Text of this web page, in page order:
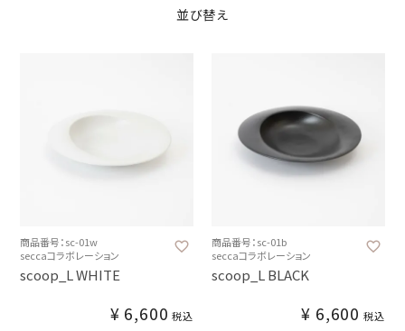
並び替え
商品番号：sc-01w
seccaコラボレーション
scoop_L WHITE
¥ 6,600 税込
商品番号：sc-01b
seccaコラボレーション
scoop_L BLACK
¥ 6,600 税込